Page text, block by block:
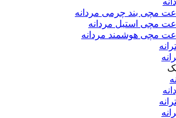
مچی بند چرمی مردانه
مچی استیل مردانه
مچی هوشمند مردانه